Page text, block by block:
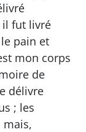
il fut livré
pain et
mon corps
de
délivre
; les
mais,